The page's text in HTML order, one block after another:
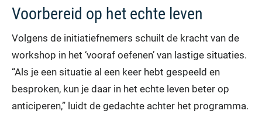
Voorbereid op het echte leven
Volgens de initiatiefnemers schuilt de kracht van de
workshop in het ‘vooraf oefenen’ van lastige situaties.
“Als je een situatie al een keer hebt gespeeld en
besproken, kun je daar in het echte leven beter op
anticiperen,” luidt de gedachte achter het programma.